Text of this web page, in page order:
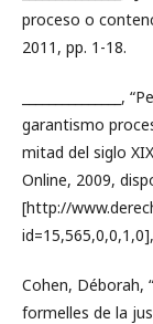
proceso o
2011, pp. 1-18.
garantismo
mitad del siglo
Online, 2009,
[http://
Cohen, Déborah,
formelles de la